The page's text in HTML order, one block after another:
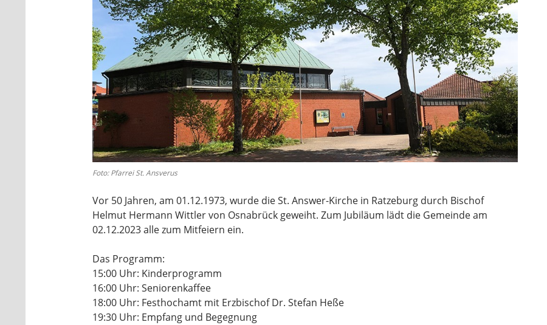
Foto: Pfarrei St. Ansverus
Vor 50 Jahren, am 01.12.1973, wurde die St. Answer-Kirche in Ratzeburg durch Bischof
Helmut Hermann Wittler von Osnabrück geweiht. Zum Jubiläum lädt die Gemeinde am
02.12.2023 alle zum Mitfeiern ein.
Das Programm:
15:00 Uhr: Kinderprogramm
16:00 Uhr: Seniorenkaffee
18:00 Uhr: Festhochamt mit Erzbischof Dr. Stefan Heße
19:30 Uhr: Empfang und Begegnung